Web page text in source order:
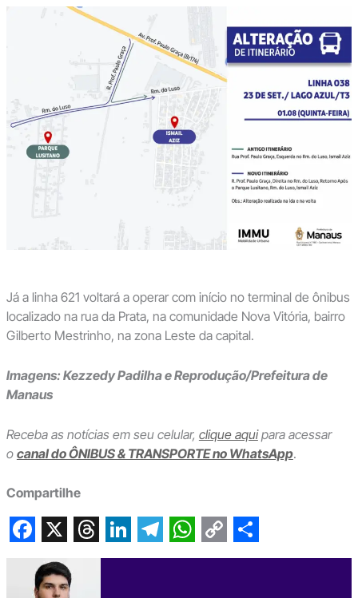
Já a linha 621 voltará a operar com início no terminal de ônibus
localizado na rua da Prata, na comunidade Nova Vitória, bairro
Gilberto Mestrinho, na zona Leste da capital.
Imagens: Kezzedy Padilha e Reprodução/Prefeitura de
Manaus
Receba as notícias em seu celular, clique aquipara acessar
o canal do ÔNIBUS & TRANSPORTE no WhatsApp.
Compartilhe
X
L T W C S